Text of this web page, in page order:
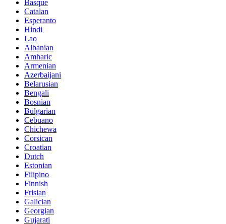
Basque
Catalan
Esperanto
Hindi
Lao
Albanian
Amharic
Armenian
Azerbaijani
Belarusian
Bengali
Bosnian
Bulgarian
Cebuano
Chichewa
Corsican
Croatian
Dutch
Estonian
Filipino
Finnish
Frisian
Galician
Georgian
Gujarati